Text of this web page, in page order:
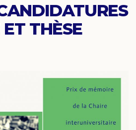
THÈSE